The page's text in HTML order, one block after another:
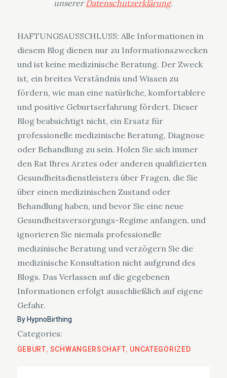
unsererDatenschutzerklärung.
HAFTUNGSAUSSCHLUSS: Alle Informationen in
diesem Blog dienen nur zu Informationszwecken
und ist keine medizinische Beratung. Der Zweck
ist, ein breites Verständnis und Wissen zu
fördern, wie man eine natürliche, komfortablere
und positive Geburtserfahrung fördert. Dieser
Blog beabsichtigt nicht, ein Ersatz für
professionelle medizinische Beratung, Diagnose
oder Behandlung zu sein. Holen Sie sich immer
den Rat Ihres Arztes oder anderen qualifizierten
Gesundheitsdienstleisters über Fragen, die Sie
über einen medizinischen Zustand oder
Behandlung haben, und bevor Sie eine neue
Gesundheitsversorgungs-Regime anfangen, und
ignorieren Sie niemals professionelle
medizinische Beratung und verzögern Sie die
medizinische Konsultation nicht aufgrund des
Blogs. Das Verlassen auf die gegebenen
Informationen erfolgt ausschließlich auf eigene
Gefahr.
By HypnoBirthing
Categories:
GEBURT SCHWANGERSCHAFT UNCATEGORIZED